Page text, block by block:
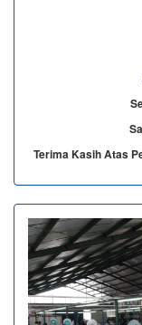
Terima Kasih Atas